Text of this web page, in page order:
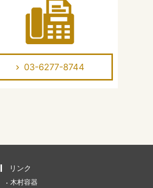
03-6277-8744
リンク
木村容器